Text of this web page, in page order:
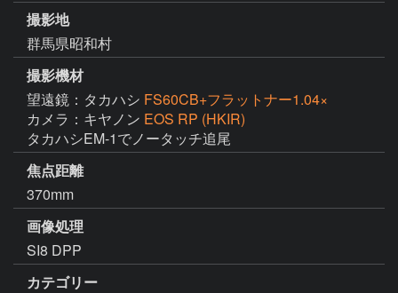
撮影地
群馬県昭和村
撮影機材
望遠鏡：タカハシ FS60CB+フラットナー1.04×
カメラ：キヤノン EOS RP (HKIR)
タカハシEM-1でノータッチ追尾
焦点距離
370mm
画像処理
SI8 DPP
カテゴリー